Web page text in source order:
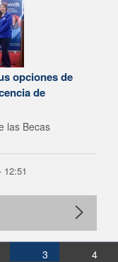
opciones de
de
las Becas
12:51
3
4